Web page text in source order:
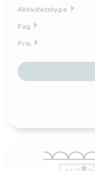
Aktivitetstype
Fag
Pris